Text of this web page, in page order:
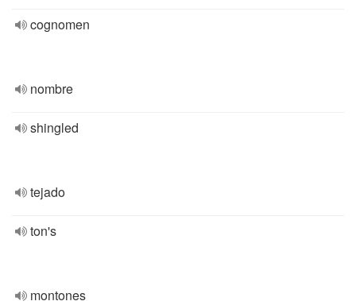
cognomen
nombre
shingled
tejado
ton's
montones